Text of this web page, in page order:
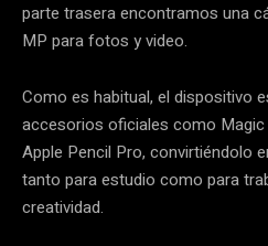
parte trasera encontramos una
MP para fotos y video.
Como es habitual, el dispositivo
accesorios oficiales como Magic
Apple Pencil Pro, convirtiéndolo
tanto para estudio como para
creatividad.